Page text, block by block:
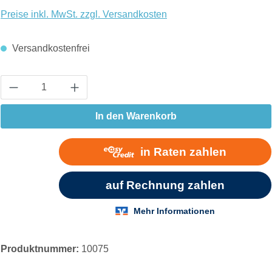
Preise inkl. MwSt. zzgl. Versandkosten
Versandkostenfrei
Produkt Anzahl: Gib den gewünschten Wert
In den Warenkorb
Produktnummer: 10075